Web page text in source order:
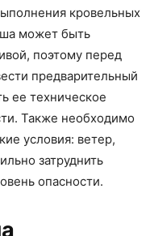
кровельных
может быть
поэтому перед
предварительный
ее техническое
Также необходимо
условия: ветер,
затруднить
опасности.